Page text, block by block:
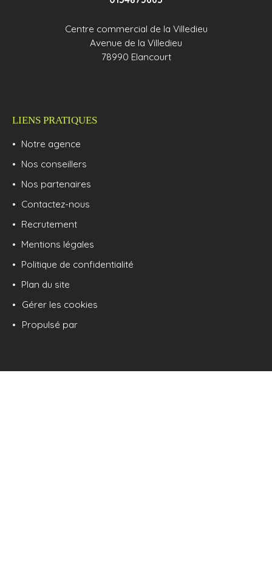
Centre commercial de la Villedieu
Avenue de la Villedieu
78990 Elancourt
LIENS PRATIQUES
Notre agence
Nos conseillers
Nos partenaires
Contactez-nous
Recrutement
Mentions légales
Politique de confidentialité
Plan du site
Gérer les cookies
Propulsé par